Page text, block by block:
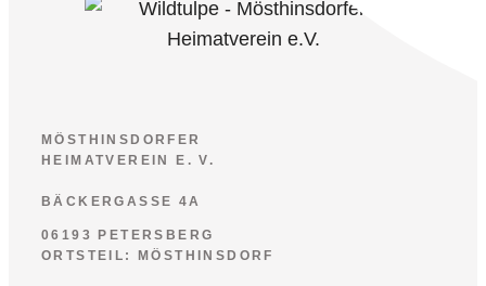
MÖSTHINSDORFER
HEIMATVEREIN E. V.
BÄCKERGASSE 4A
06193 PETERSBERG
ORTSTEIL: MÖSTHINSDORF